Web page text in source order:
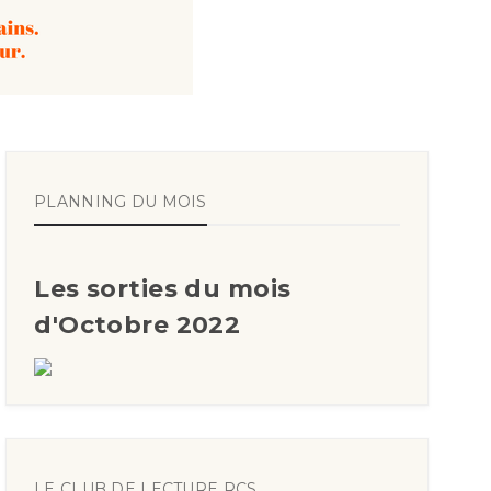
PLANNING DU MOIS
Les sorties du mois
d'Octobre 2022